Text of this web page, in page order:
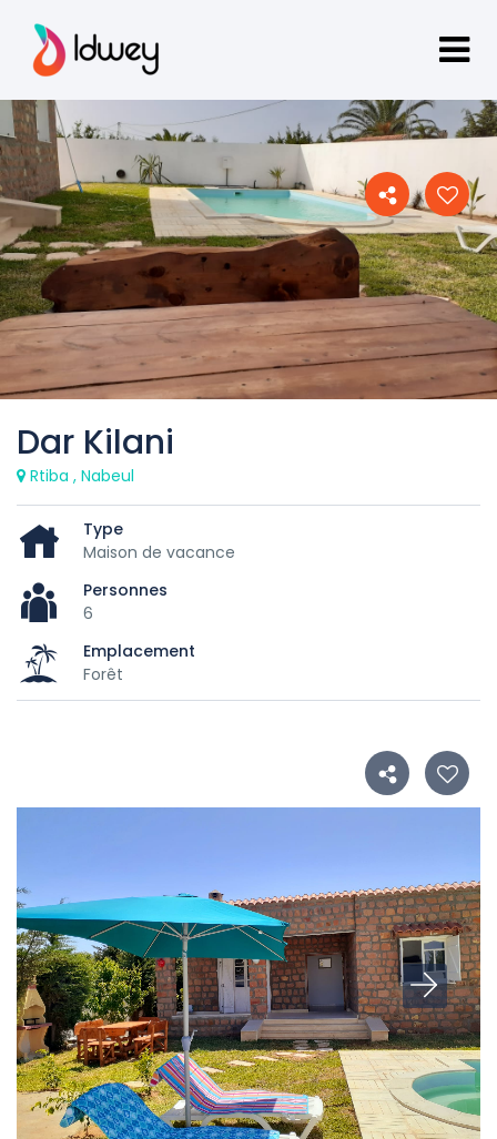
Dar Kilani
Rtiba , Nabeul
Type
Maison de vacance
Personnes
6
Emplacement
Forêt